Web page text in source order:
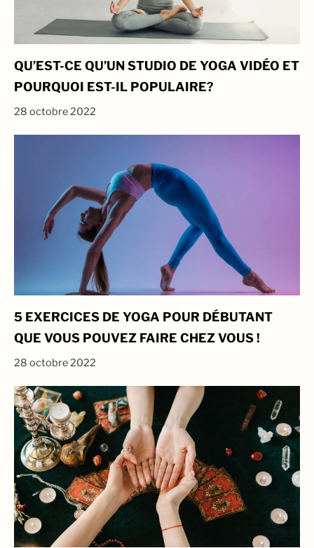
QU’EST-CE QU’UN STUDIO DE YOGA VIDÉO ET
POURQUOI EST-IL POPULAIRE?
28 octobre 2022
5 EXERCICES DE YOGA POUR DÉBUTANT
QUE VOUS POUVEZ FAIRE CHEZ VOUS !
28 octobre 2022